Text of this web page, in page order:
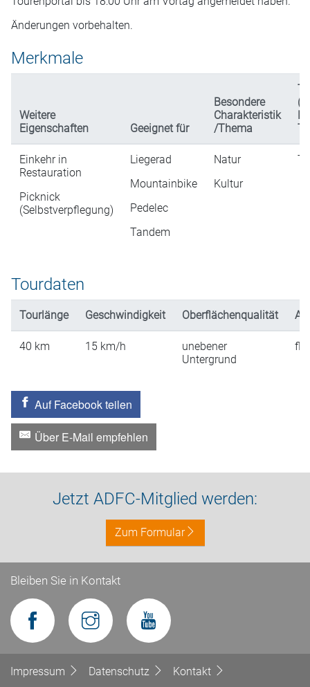
Änderungen vorbehalten.
Merkmale
Weitere
Eigenschaften
Geeignet für
Besondere
Charakteristik
/Thema
Einkehr in
Restauration
Picknick
(Selbstverpflegung)
Liegerad
Mountainbike
Pedelec
Tandem
Natur
Kultur
Tourdaten
Tourlänge Geschwindigkeit Oberflächenqualität
40 km 15 km/h
unebener
Untergrund
Auf Facebook teilen
Über E-Mail empfehlen
Jetzt ADFC-Mitglied werden:
Zum Formular
Bleiben Sie in Kontakt
Impressum Datenschutz Kontakt